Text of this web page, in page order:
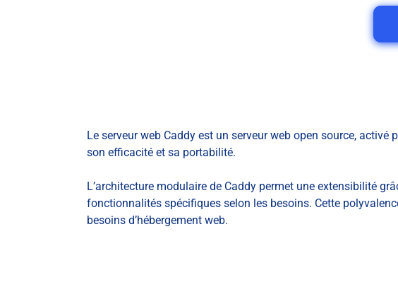
Le serveur web Caddy est un serveur web open source,
son efficacité et sa portabilité.
L’architecture modulaire de Caddy permet une extensibilité
fonctionnalités spécifiques selon les besoins. Cette
besoins d’hébergement web.